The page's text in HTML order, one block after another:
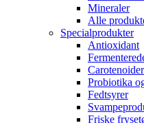
Mineraler
Alle
Specialprodukter
Antioxidant
Carotenoider
Probiotika
Fedtsyrer
Friske